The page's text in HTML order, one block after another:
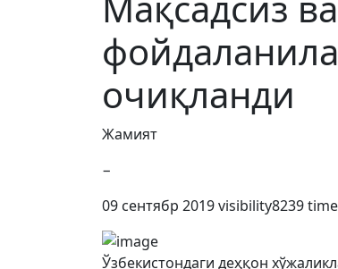
очиқланди
Жамият
−
09 сентябр 2019visibility8239
Ўзбекистондаги деҳқон